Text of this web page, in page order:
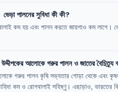
ভেড়াপালনেরসুবিধাকীকী?
কম হয় এবং পালন করতে জায়গাও কম লাগে ।
উদ্দীপকেরআলোকেগরুরপালনওজাতেরবৈচিত্র্য
গরুর পালন কৃষি সভ্যতার গোড়া থেকে এবং
কম ও রোগবালাই সহিষ্ণু। এছাড়াও, ভারতের